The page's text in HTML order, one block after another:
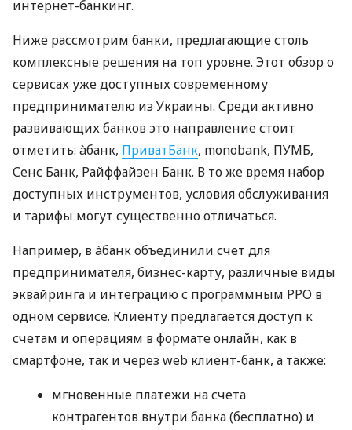
интернет-банкинг.
Ниже рассмотрим банки, предлагающие столь
комплексные решения на топ уровне. Этот обзор о
сервисах уже доступных современному
предпринимателю из Украины. Среди активно
развивающих банков это направление стоит
отметить: àбанк, ПриватБанк, monobank, ПУМБ,
Сенс Банк, Райффайзен Банк. В то же время набор
доступных инструментов, условия обслуживания
и тарифы могут существенно отличаться.
Например, в àбанк объединили счет для
предпринимателя, бизнес-карту, различные виды
эквайринга и интеграцию с программным РРО в
одном сервисе. Клиенту предлагается доступ к
счетам и операциям в формате онлайн, как в
смартфоне, так и через web клиент-банк, а также:
мгновенные платежи на счета
контрагентов внутри банка (бесплатно) и